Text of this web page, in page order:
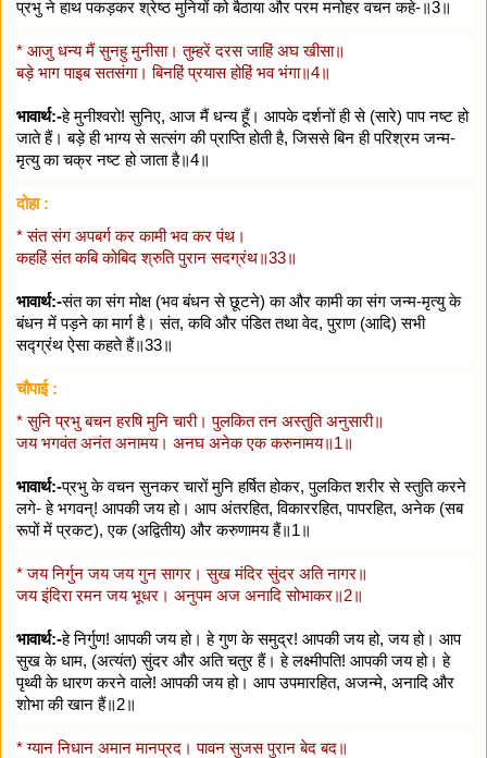
प्रभु ने हाथ पकड़कर श्रेष्ठ मुनियों को बैठाया और परम मनोहर वचन कहे-॥3॥
* आजु धन्य मैं सुनहु मुनीसा। तुम्हरें दरस जाहिं अघ खीसा॥
बड़े भाग पाइब सतसंगा। बिनहिं प्रयास होहिं भव भंगा॥4॥
भावार्थ:-हे मुनीश्वरो! सुनिए, आज मैं धन्य हूँ। आपके दर्शनों ही से (सारे) पाप नष्ट हो
जाते हैं। बड़े ही भाग्य से सत्संग की प्राप्ति होती है, जिससे बिन ही परिश्रम जन्म-
मृत्यु का चक्र नष्ट हो जाता है॥4॥
दोहा :
* संत संग अपबर्ग कर कामी भव कर पंथ।
कहहिं संत कबि कोबिद श्रुति पुरान सदग्रंथ॥33॥
भावार्थ:-संत का संग मोक्ष (भव बंधन से छूटने) का और कामी का संग जन्म-मृत्यु के
बंधन में पड़ने का मार्ग है। संत, कवि और पंडित तथा वेद, पुराण (आदि) सभी
सद्ग्रंथ ऐसा कहते हैं॥33॥
चौपाई :
* सुनि प्रभु बचन हरषि मुनि चारी। पुलकित तन अस्तुति अनुसारी॥
जय भगवंत अनंत अनामय। अनघ अनेक एक करुनामय॥1॥
भावार्थ:-प्रभु के वचन सुनकर चारों मुनि हर्षित होकर, पुलकित शरीर से स्तुति करने
लगे- हे भगवन्‌! आपकी जय हो। आप अंतरहित, विकाररहित, पापरहित, अनेक (सब
रूपों में प्रकट), एक (अद्वितीय) और करुणामय हैं॥1॥
* जय निर्गुन जय जय गुन सागर। सुख मंदिर सुंदर अति नागर॥
जय इंदिरा रमन जय भूधर। अनुपम अज अनादि सोभाकर॥2॥
भावार्थ:-हे निर्गुण! आपकी जय हो। हे गुण के समुद्र! आपकी जय हो, जय हो। आप
सुख के धाम, (अत्यंत) सुंदर और अति चतुर हैं। हे लक्ष्मीपति! आपकी जय हो। हे
पृथ्वी के धारण करने वाले! आपकी जय हो। आप उपमारहित, अजन्मे, अनादि और
शोभा की खान हैं॥2॥
* ग्यान निधान अमान मानप्रद। पावन सुजस पुरान बेद बद॥